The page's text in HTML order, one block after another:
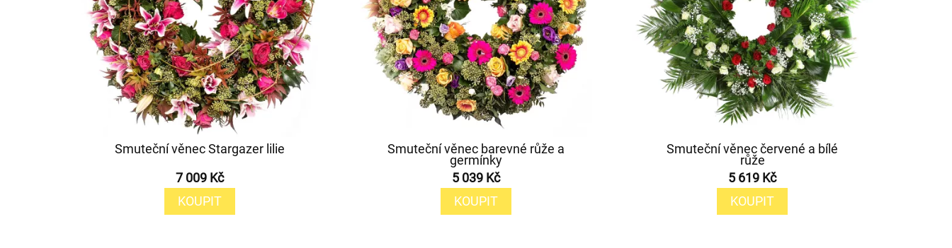
Smuteční věnec Stargazer lilie
7 009 Kč
KOUPIT
Smuteční věnec barevné růže a
germínky
5 039 Kč
KOUPIT
Smuteční věnec červené a bílé
růže
5 619 Kč
KOUPIT